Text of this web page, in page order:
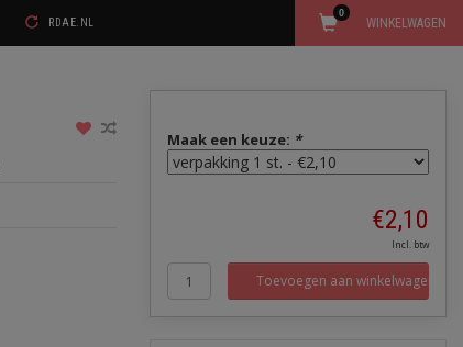
RDAE.NL WINKELWAGEN
0
Maak een keuze: *
€2,10
Incl. btw
Toevoegen aan winkelwagen